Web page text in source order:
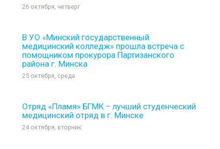
26 октября, четверг
В УО «Минский государственный
медицинский колледж» прошла встреча с
помощником прокурора Партизанского
района г. Минска
25 октября, среда
Отряд «Пламя» БГМК – лучший студенческий
медицинский отряд в г. Минске
24 октября, вторник